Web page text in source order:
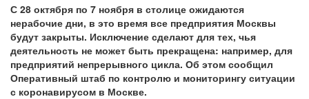
С 28 октября по 7 ноября в столице ожидаются
нерабочие дни, в это время все предприятия Москвы
будут закрыты. Исключение сделают для тех, чья
деятельность не может быть прекращена: например, для
предприятий непрерывного цикла. Об этом сообщил
Оперативный штаб по контролю и мониторингу ситуации
с коронавирусом в Москве.